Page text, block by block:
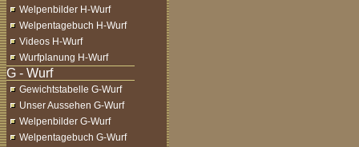
Welpenbilder H-Wurf
Welpentagebuch H-Wurf
Videos H-Wurf
Wurfplanung H-Wurf
Gewichtstabelle G-Wurf
Unser Aussehen G-Wurf
Welpenbilder G-Wurf
Welpentagebuch G-Wurf